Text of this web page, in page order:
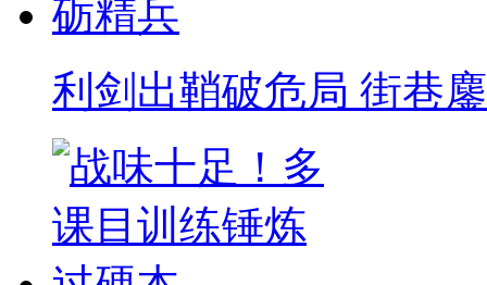
利剑出鞘破危局 街巷